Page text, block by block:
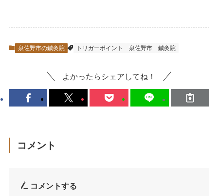
泉佐野市の鍼灸院 トリガーポイント 泉佐野市 鍼灸院
よかったらシェアしてね！
コメント
コメントする